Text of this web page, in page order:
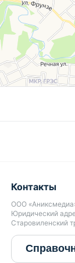
Контакты
ООО
Юридический
Старовиленский